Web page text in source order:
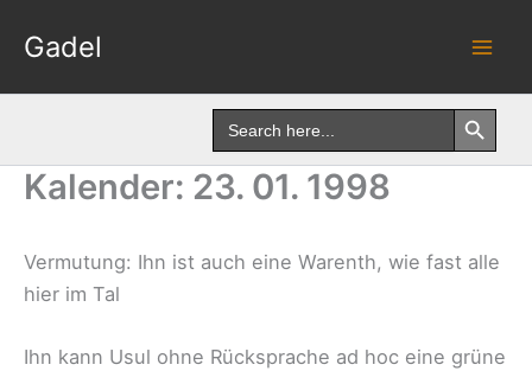
Gadel
Search
for:
Search Button
Kalender: 23. 01. 1998
Vermutung: Ihn ist auch eine Warenth, wie fast alle
hier im Tal
Ihn kann Usul ohne Rücksprache ad hoc eine grüne